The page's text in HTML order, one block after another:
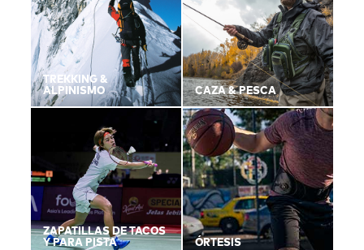
TREKKING &
ALPINISMO
CAZA & PESCA
ZAPATILLAS DE TACOS
Y PARA PISTA
ÓRTESIS